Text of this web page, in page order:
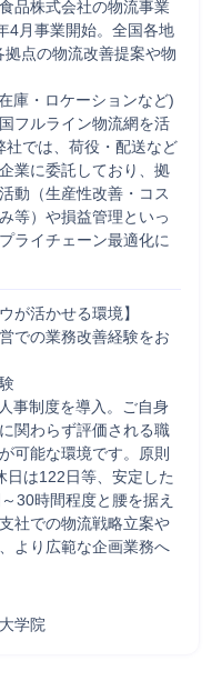
品株式会社の物流事業
4月事業開始。全国各地
点の物流改善提案や物
庫・ロケーションなど)
フルライン物流網を活
社では、荷役・配送など
業に委託しており、拠
動（生産性改善・コス
等）や損益管理といっ
ライチェーン最適化に
が活かせる環境】
での業務改善経験をお
事制度を導入。ご自身
関わらず評価される職
可能な環境です。原則
日は122日等、安定した
30時間程度と腰を据え
社での物流戦略立案や
より広範な企画業務へ
学院